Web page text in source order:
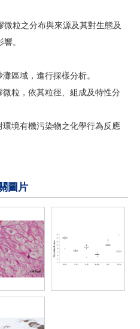
粒之分布與來源及其對生態及
。
區域，進行採樣分析。
粒，依其粒徑、組成及特性分
境有機污染物之化學行為反應
圖片